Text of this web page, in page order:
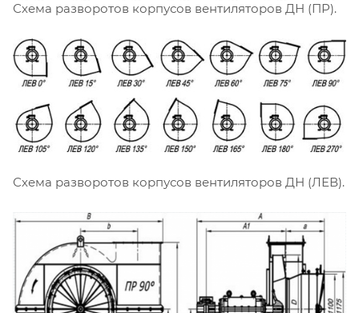
Схема разворотов корпусов вентиляторов ДН (ПР).
Схема разворотов корпусов вентиляторов ДН (ЛЕВ).